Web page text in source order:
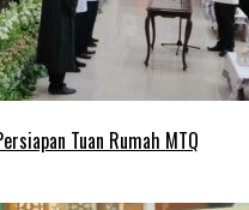
Tuan Rumah MTQ